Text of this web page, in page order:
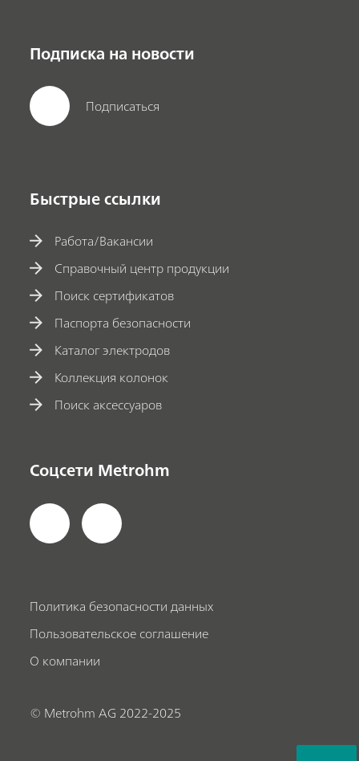
Подписка на новости
Подписаться
Быстрые ссылки
Работа/Вакансии
Справочный центр продукции
Поиск сертификатов
Паспорта безопасности
Каталог электродов
Коллекция колонок
Поиск аксессуаров
Соцсети Metrohm
Политика безопасности данных
Пользовательское соглашение
О компании
© Metrohm AG 2022-2025